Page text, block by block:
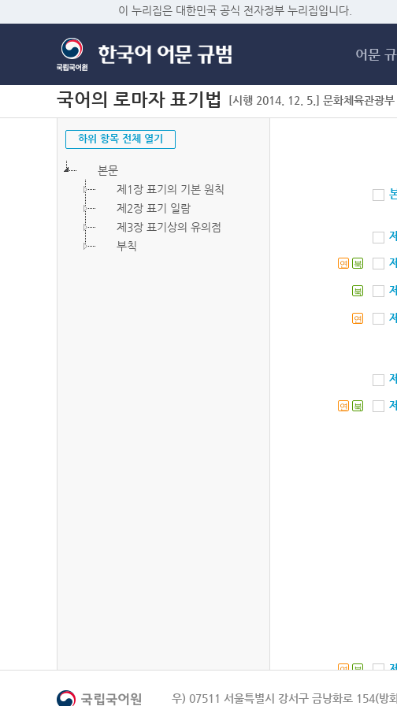
이 누리집은 대한민국 공식 전자정부 누리집입니다.
어문
국어의 로마자 표기법 [시행 2014. 12. 5.] 문화체육관광
하위 항목 전체 열기
본문
제1장 표기의 기본 원칙
제2장 표기 일람
제3장 표기상의 유의점
부칙
연 북
북
연
연 북
연 북
우) 07511 서울특별시 강서구 금낭화로 154(방